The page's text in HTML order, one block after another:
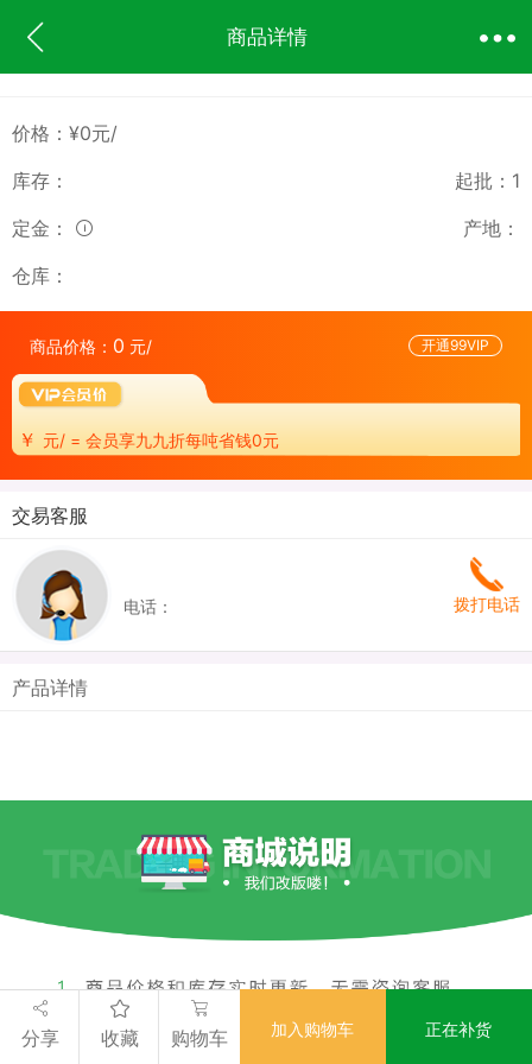
商品详情
分享 收藏 购物车 加入购物车 正在补货
价格：¥0元/
库存：
起批： 1
定金：
产地：
仓库：
商品价格： 0 元/ 开通99VIP
￥ 元/ = 会员享九九折每吨省钱0元
交易客服
拨打电话
电话：
产品详情